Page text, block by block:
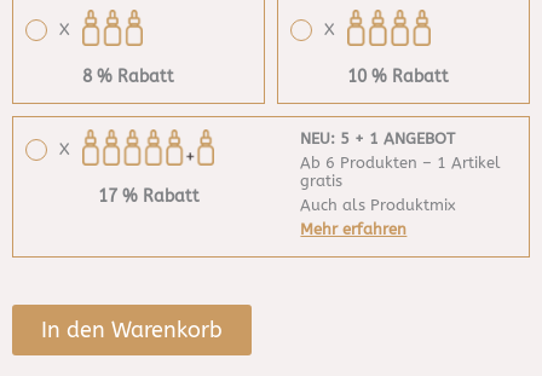
X
8 % Rabatt
X
10 % Rabatt
X
17 % Rabatt
NEU: 5 + 1 ANGEBOT
Ab 6 Produkten – 1 Artikel
gratis
Auch als Produktmix
Mehr erfahren
In den Warenkorb